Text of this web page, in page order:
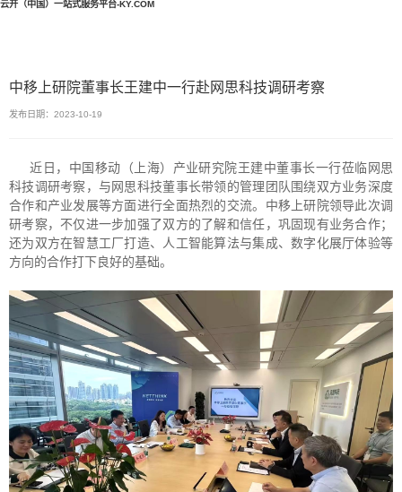
云开（中国）一站式服务平台-KY.COM
中移上研院董事长王建中一行赴网思科技调研考察
发布日期：2023-10-19
近日，中国移动（上海）产业研究院王建中董事长一行莅临网思
科技调研考察，与网思科技董事长带领的管理团队围绕双方业务深度
合作和产业发展等方面进行全面热烈的交流。中移上研院领导此次调
研考察，不仅进一步加强了双方的了解和信任，巩固现有业务合作；
还为双方在智慧工厂打造、人工智能算法与集成、数字化展厅体验等
方向的合作打下良好的基础。